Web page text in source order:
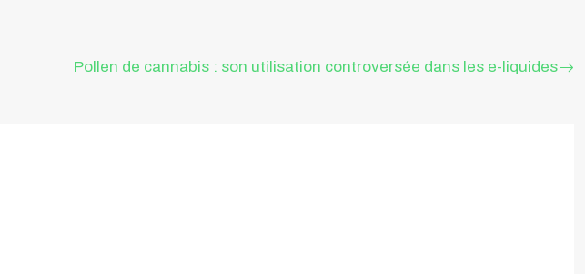
Pollen de cannabis : son utilisation controversée dans les e-liquides